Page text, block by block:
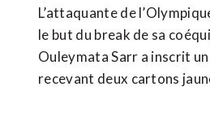
L’attaquante de
le but du break de sa
Ouleymata Sarr a inscrit
recevant deux cartons